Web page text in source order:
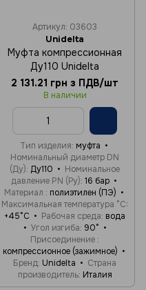
Артикул: 03603
Unidelta
Муфта компрессионная
Ду110 Unidelta
2 131.21 грн з ПДВ/шт
В наличии
Тип изделия муфта
Номинальный диаметр DN
(Ду) Ду110
Номинальное
давление PN (Ру) 16 бар
Материал
полиэтилен (ПЭ)
Максимальная температура °C
+45°C
Рабочая среда вода
Угол изгиба 90°
Присоединение
компрессионное (зажимное)
Бренд Unidelta
Страна
производитель Италия